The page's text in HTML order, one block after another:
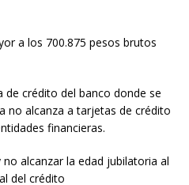
a los 700.875 pesos brutos
crédito del banco donde se
no alcanza a tarjetas de crédito
financieras.
alcanzar la edad jubilatoria al
del crédito